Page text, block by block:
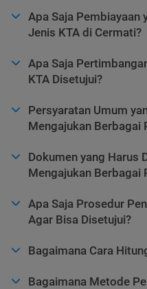
Apa Saja Pembiayaan
Jenis KTA di Cermati?
Apa Saja
KTA Disetujui?
Persyaratan Umum
Mengajukan Berbagai
Dokumen yang Harus
Mengajukan Berbagai
Apa Saja Prosedur
Agar Bisa Disetujui?
Bagaimana Cara
Bagaimana Metode